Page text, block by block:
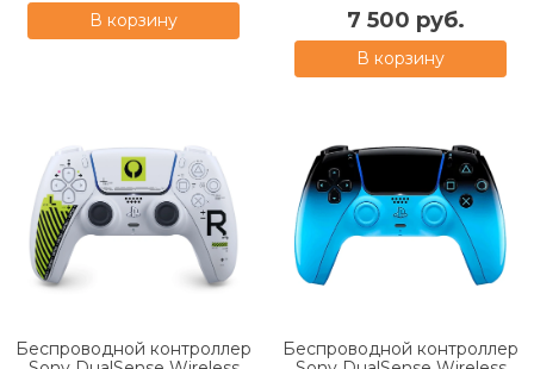
В корзину 7 500 руб.
В корзину
Беспроводной контроллер
Беспроводной контроллер